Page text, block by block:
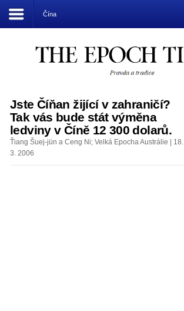
Čína
Jste Číňan žijící v zahraničí?
Tak vás bude stát výměna
ledviny v Číně 12 300 dolarů.
Ťiang Šuej-jün a Ceng Ni; Velká Epocha Austrálie | 18.
3. 2006